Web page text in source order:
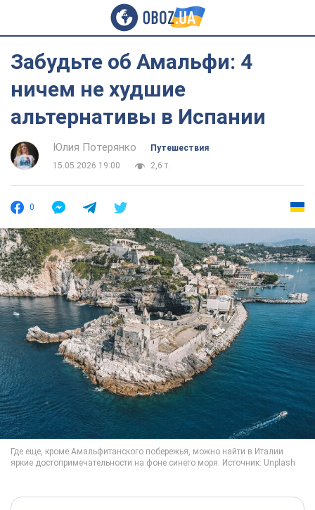
Забудьте об Амальфи: 4
ничем не худшие
альтернативы в Испании
Юлия Потерянко
Путешествия
15.05.2026 19:00
2,6 т.
0